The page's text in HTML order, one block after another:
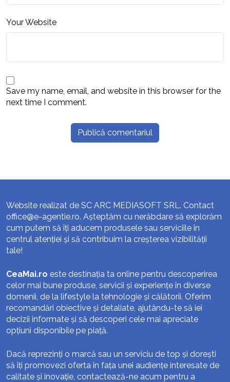
Your Website
Save my name, email, and website in this browser for the
next time I comment.
Website realizat de SC ARC MEDIASOFT SRL. Contact
office@e-agentie.ro. Așteptăm cu nerăbdare să explorăm
cum putem să îți aducem produsele sau serviciile în
centrul atenției și să contribuim la creșterea vizibilității
tale!
CeaMai.ro este destinația ta online pentru descoperirea
celor mai bune produse, servicii și experiențe în diverse
domenii, de la lifestyle la tehnologie și călătorii. Oferim
recomandări obiective și detaliate, ajutându-te să iei
decizii informate și să descoperi cele mai apreciate
opțiuni disponibile pe piață.
Dacă reprezinți o marcă sau un serviciu de top și dorești
să îți promovezi oferta în fața unei audiențe interesate de
calitate și inovație, contactează-ne acum pentru a